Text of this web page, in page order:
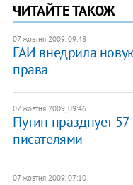
ЧИТАЙТЕ ТАКОЖ
07 жовтня 2009, 09:48
ГАИ внедрила
права
07 жовтня 2009, 09:46
Путин празднует
писателями
07 жовтня 2009, 07:10